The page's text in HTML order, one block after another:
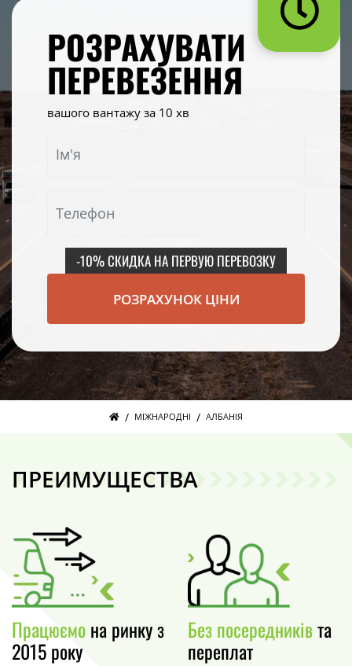
РОЗРАХУВАТИ
ПЕРЕВЕЗЕННЯ
вашого вантажу за 10 хв
-10% СКИДКА НА ПЕРВУЮ ПЕРЕВОЗКУ
РОЗРАХУНОК ЦІНИ
/ МІЖНАРОДНІ / АЛБАНІЯ
ПРЕИМУЩЕСТВА
Працюємо на ринку з
2015 року
Без посередниківта
переплат